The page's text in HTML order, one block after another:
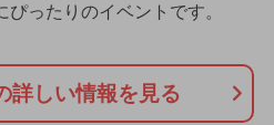
ったりのイベントです。
詳しい情報を見る